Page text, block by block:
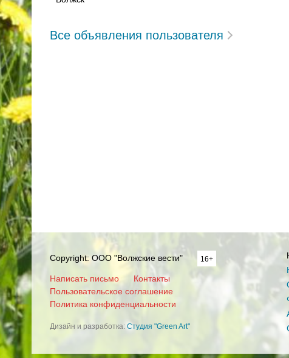
Все объявления пользователя
Copyright: ООО "Волжские вести" 16+
Написать письмо
Контакты
Пользовательское соглашение
Политика конфиденциальности
Дизайн и разработка: Студия "Green Art"